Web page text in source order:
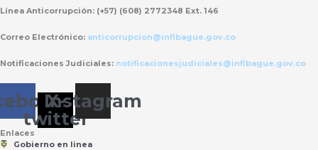
Línea Anticorrupción: (+57) (608) 2772348 Ext. 146
Correo Electrónico: anticorrupcion@infibague.gov.co
Notificaciones Judiciales: notificacionesjudiciales@infibague.gov.co
X-
twitter
Instagram
Enlaces
Gobierno en linea